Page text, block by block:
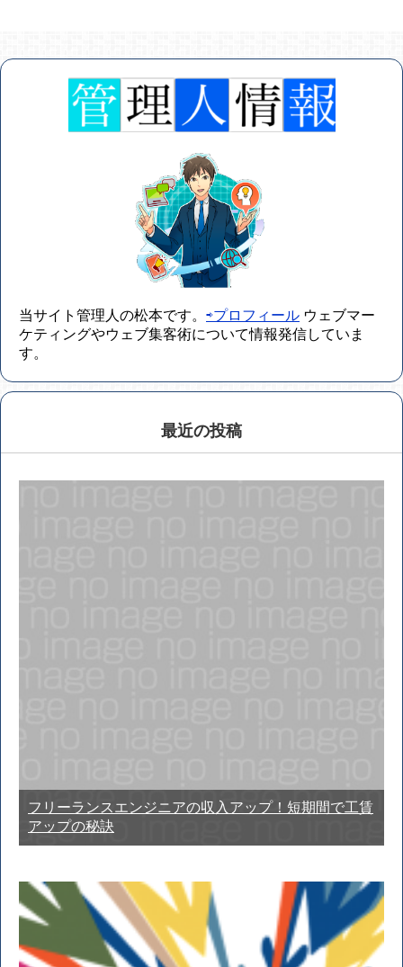
当サイト管理人の松本です。 ⇨プロフィール ウェブマー
ケティングやウェブ集客術について情報発信していま
す。
最近の投稿
フリーランスエンジニアの収入アップ！短期間で工賃
アップの秘訣